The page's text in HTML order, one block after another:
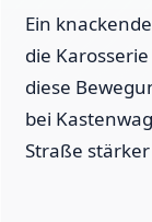
Ein
die
diese
bei
Straße